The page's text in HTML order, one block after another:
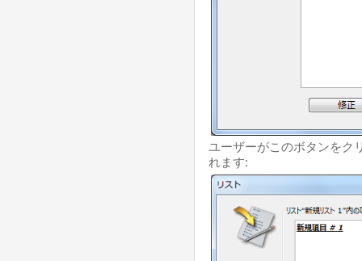
ユーザーがこのボタンをク
れます: